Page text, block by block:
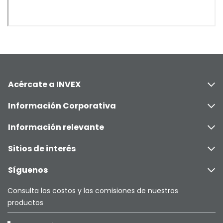
Acércate a INVEX
Información Corporativa
Información relevante
Sitios de interés
Síguenos
Consulta los costos y las comisiones de nuestros
productos